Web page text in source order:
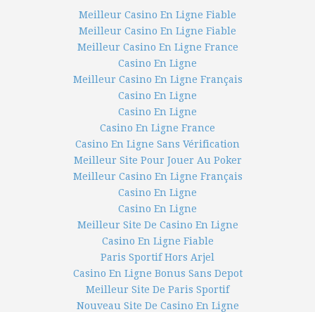
Meilleur Casino En Ligne Fiable
Meilleur Casino En Ligne Fiable
Meilleur Casino En Ligne France
Casino En Ligne
Meilleur Casino En Ligne Français
Casino En Ligne
Casino En Ligne
Casino En Ligne France
Casino En Ligne Sans Vérification
Meilleur Site Pour Jouer Au Poker
Meilleur Casino En Ligne Français
Casino En Ligne
Casino En Ligne
Meilleur Site De Casino En Ligne
Casino En Ligne Fiable
Paris Sportif Hors Arjel
Casino En Ligne Bonus Sans Depot
Meilleur Site De Paris Sportif
Nouveau Site De Casino En Ligne